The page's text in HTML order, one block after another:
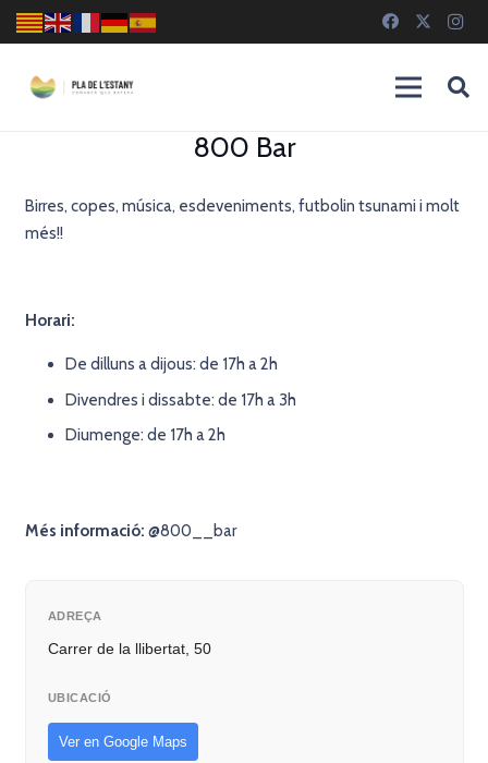
800 Bar
Birres, copes, música, esdeveniments, futbolin tsunami i molt
més!!
Horari:
De dilluns a dijous: de 17h a 2h
Divendres i dissabte: de 17h a 3h
Diumenge: de 17h a 2h
Més informació: @800__bar
ADREÇA
Carrer de la llibertat, 50
UBICACIÓ
Ver en Google Maps